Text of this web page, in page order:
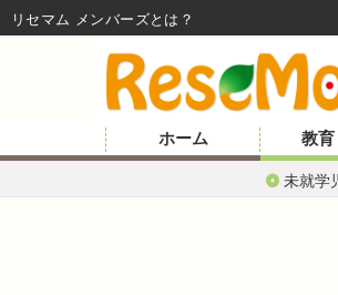
ホーム 教育
未就学
リセマム メンバーズ